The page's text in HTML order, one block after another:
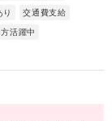
交通費支給
活躍中